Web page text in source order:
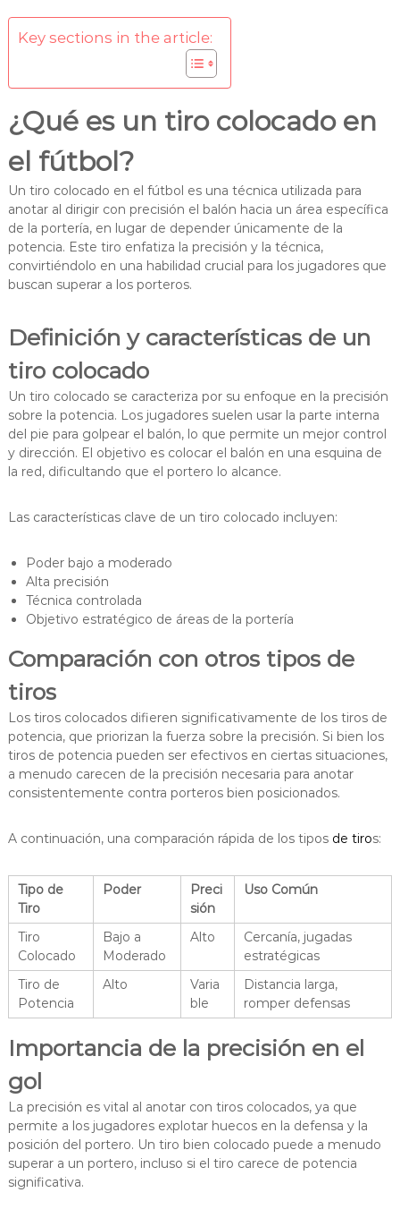
Key sections in the article:
¿Qué es un tiro colocado en
el fútbol?
Un tiro colocado en el fútbol es una técnica utilizada para
anotar al dirigir con precisión el balón hacia un área específica
de la portería, en lugar de depender únicamente de la
potencia. Este tiro enfatiza la precisión y la técnica,
convirtiéndolo en una habilidad crucial para los jugadores que
buscan superar a los porteros.
Definición y características de un
tiro colocado
Un tiro colocado se caracteriza por su enfoque en la precisión
sobre la potencia. Los jugadores suelen usar la parte interna
del pie para golpear el balón, lo que permite un mejor control
y dirección. El objetivo es colocar el balón en una esquina de
la red, dificultando que el portero lo alcance.
Las características clave de un tiro colocado incluyen:
Poder bajo a moderado
Alta precisión
Técnica controlada
Objetivo estratégico de áreas de la portería
Comparación con otros tipos de
tiros
Los tiros colocados difieren significativamente de los tiros de
potencia, que priorizan la fuerza sobre la precisión. Si bien los
tiros de potencia pueden ser efectivos en ciertas situaciones,
a menudo carecen de la precisión necesaria para anotar
consistentemente contra porteros bien posicionados.
A continuación, una comparación rápida de los tipos de tiros:
Tipo de
Tiro
Poder
Preci
sión
Uso Común
Tiro
Colocado
Bajo a
Moderado
Alto
Cercanía, jugadas
estratégicas
Tiro de
Potencia
Alto
Varia
ble
Distancia larga,
romper defensas
Importancia de la precisión en el
gol
La precisión es vital al anotar con tiros colocados, ya que
permite a los jugadores explotar huecos en la defensa y la
posición del portero. Un tiro bien colocado puede a menudo
superar a un portero, incluso si el tiro carece de potencia
significativa.